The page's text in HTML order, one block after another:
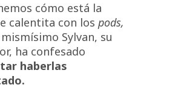
cómo está la
calentita con los pods,
Sylvan, su
ha confesado
haberlas